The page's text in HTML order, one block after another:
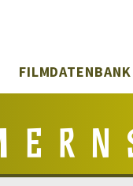
FILMDATENBANK